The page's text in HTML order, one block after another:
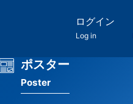
ログイン
Log in
ポスター
Poster